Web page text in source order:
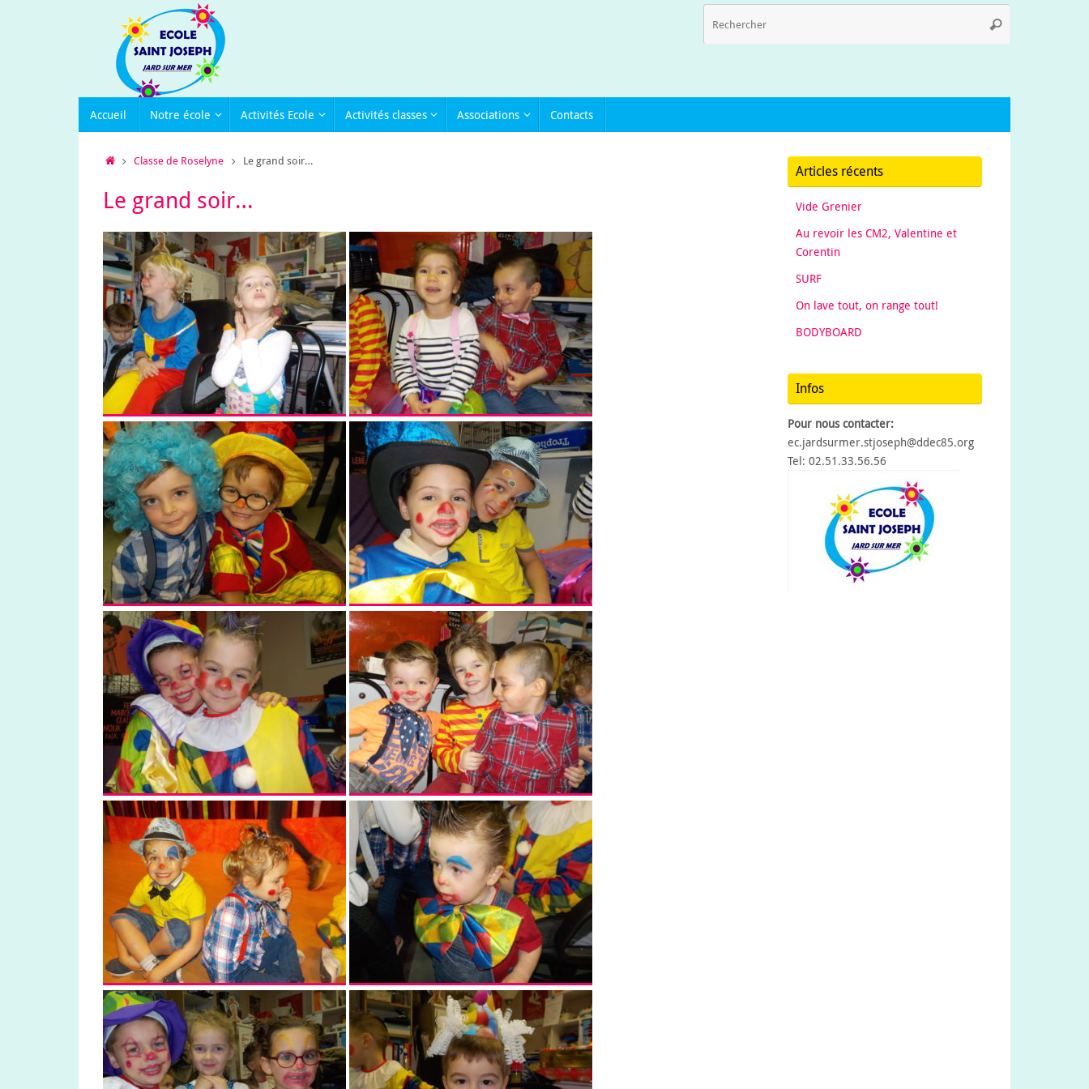
Rechercher
Accueil Notre école Activités Ecole Activités classes Associations Contacts
Accueil
Classe de Roselyne Le grand soir…
Le grand soir…
Articles récents
Vide Grenier
Au revoir les CM2, Valentine et
Corentin
SURF
On lave tout, on range tout!
BODYBOARD
Infos
Pour nous contacter:
ec.jardsurmer.stjoseph@ddec85.org
Tel: 02.51.33.56.56